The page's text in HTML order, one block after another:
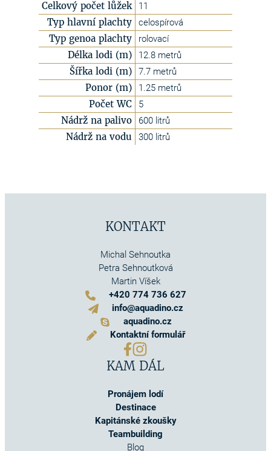
Celkový počet lůžek 11
Typ hlavní plachty celospírová
Typ genoa plachty rolovací
Délka lodi (m) 12.8 metrů
Šířka lodi (m) 7.7 metrů
Ponor (m) 1.25 metrů
Počet WC 5
Nádrž na palivo 600 litrů
Nádrž na vodu 300 litrů
KONTAKT
Michal Sehnoutka
Petra Sehnoutková
Martin Víšek
+420 774 736 627
info@aquadino.cz
aquadino.cz
Kontaktní formulář
KAM DÁL
Pronájem lodí
Destinace
Kapitánské zkoušky
Teambuilding
Blog